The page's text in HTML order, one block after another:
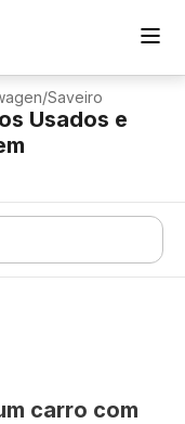
/Saveiro
Usados e
carro com